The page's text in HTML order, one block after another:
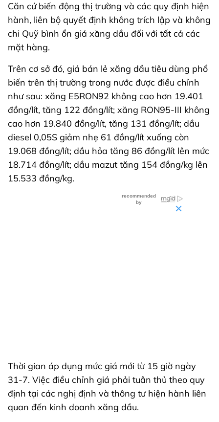
Căn cứ biến động thị trường và các quy định hiện
hành, liên bộ quyết định không trích lập và không
chi Quỹ bình ổn giá xăng dầu đối với tất cả các
mặt hàng.
Trên cơ sở đó, giá bán lẻ xăng dầu tiêu dùng phổ
biến trên thị trường trong nước được điều chỉnh
như sau: xăng E5RON92 không cao hơn 19.401
đồng/lít, tăng 122 đồng/lít; xăng RON95-III không
cao hơn 19.840 đồng/lít, tăng 131 đồng/lít; dầu
diesel 0,05S giảm nhẹ 61 đồng/lít xuống còn
19.068 đồng/lít; dầu hỏa tăng 86 đồng/lít lên mức
18.714 đồng/lít; dầu mazut tăng 154 đồng/kg lên
15.533 đồng/kg.
Thời gian áp dụng mức giá mới từ 15 giờ ngày
31-7. Việc điều chỉnh giá phải tuân thủ theo quy
định tại các nghị định và thông tư hiện hành liên
quan đến kinh doanh xăng dầu.